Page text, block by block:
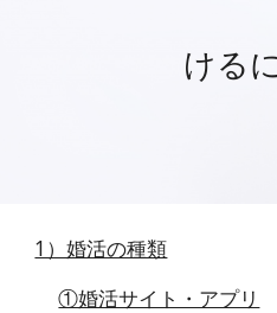
ける
1）婚活の種類
①婚活サイト・アプリ